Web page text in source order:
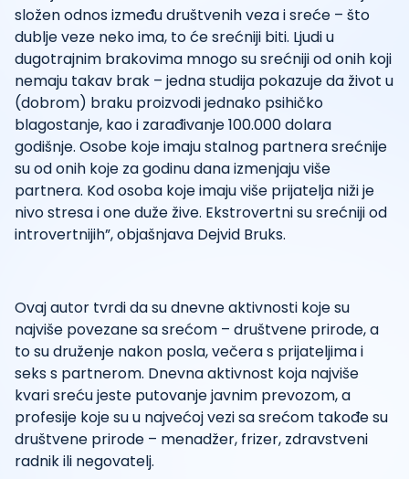
složen odnos između društvenih veza i sreće – što
dublje veze neko ima, to će srećniji biti. Ljudi u
dugotrajnim brakovima mnogo su srećniji od onih koji
nemaju takav brak – jedna studija pokazuje da život u
(dobrom) braku proizvodi jednako psihičko
blagostanje, kao i zarađivanje 100.000 dolara
godišnje. Osobe koje imaju stalnog partnera srećnije
su od onih koje za godinu dana izmenjaju više
partnera. Kod osoba koje imaju više prijatelja niži je
nivo stresa i one duže žive. Ekstrovertni su srećniji od
introvertnijih”, objašnjava Dejvid Bruks.
Ovaj autor tvrdi da su dnevne aktivnosti koje su
najviše povezane sa srećom – društvene prirode, a
to su druženje nakon posla, večera s prijateljima i
seks s partnerom. Dnevna aktivnost koja najviše
kvari sreću jeste putovanje javnim prevozom, a
profesije koje su u najvećoj vezi sa srećom takođe su
društvene prirode – menadžer, frizer, zdravstveni
radnik ili negovatelj.